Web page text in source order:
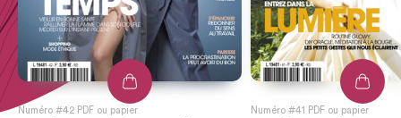
Numéro #42 PDF ou papier Numéro #41 PDF ou papier